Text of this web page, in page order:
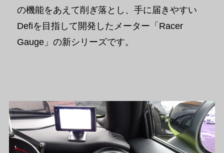
の機能をあえて削ぎ落とし、手に届きやすい
Defiを目指して開発したメーター「Racer
Gauge」の新シリーズです。